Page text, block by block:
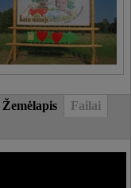
Žemėlapis
Failai